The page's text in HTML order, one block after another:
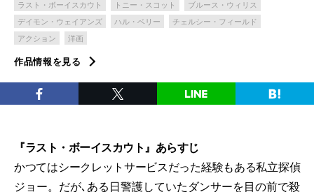
ラスト・ボーイスカウト トニー・スコット
ブルース・ウィリス
デイモン・ウェイアンズ
ハル・ベリー
チェルシー・フィールド
アクション
洋画
作品情報を見る
『ラスト・ボーイスカウト』あらすじ
かつてはシークレットサービスだった経験もある私立探偵
ジョー。だが､ある日警護していたダンサーを目の前で殺